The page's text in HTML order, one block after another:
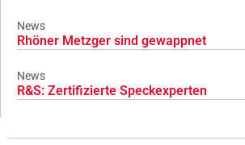
News
Rhöner Metzger sind gewappnet
News
R&S: Zertifizierte Speckexperten